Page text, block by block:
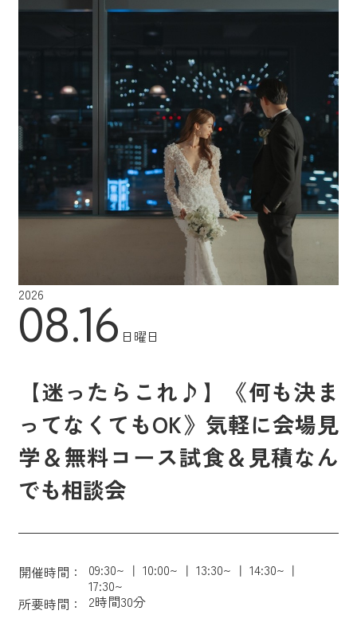
2026
08.16 日曜日
【迷ったらこれ♪】《何も決ま
ってなくてもOK》気軽に会場見
学＆無料コース試食＆見積なん
でも相談会
開催時間： 09:30~ 10:00~ 13:30~
14:30~
17:30~
所要時間：
2時間30分